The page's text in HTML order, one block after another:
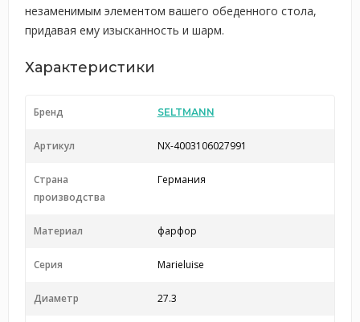
незаменимым элементом вашего обеденного стола,
придавая ему изысканность и шарм.
Характеристики
Бренд SELTMANN
Артикул NX-4003106027991
Страна
производства
Германия
Материал фарфор
Серия Marieluise
Диаметр 27.3